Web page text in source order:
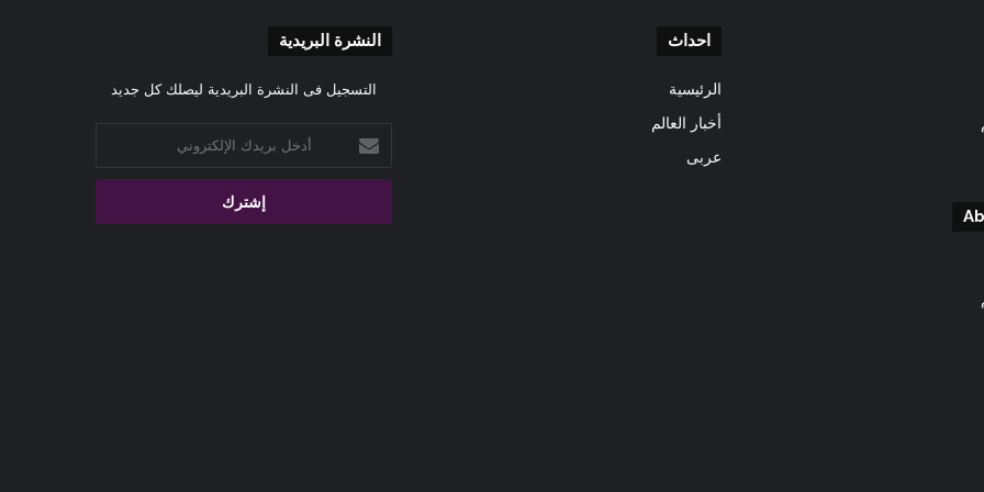
احداث
الرئيسية
أخبار العالم
عربى
النشرة البريدية
التسجيل فى النشرة البريدية ليصلك كل جديد
بريدك
الإلكتروني